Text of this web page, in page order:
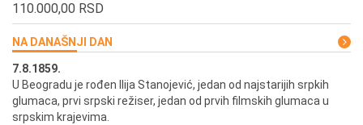
110.000,00 RSD
NA DANAŠNJI DAN
7.8.1859.
U Beogradu je rođen Ilija Stanojević, jedan od najstarijih srpkih
glumaca, prvi srpski režiser, jedan od prvih filmskih glumaca u
srpskim krajevima.